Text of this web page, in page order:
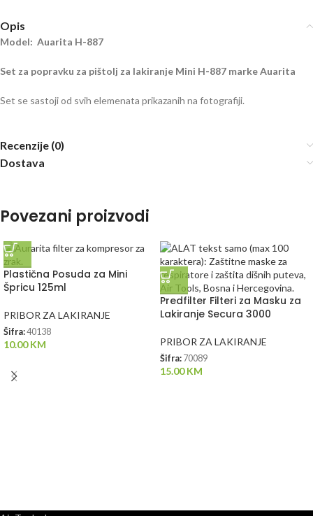
Opis
Model: Auarita H-887
Set za popravku za pištolj za lakiranje Mini H-887 marke Auarita
Set se sastoji od svih elemenata prikazanih na fotografiji.
Recenzije (0)
Dostava
Povezani proizvodi
Plastična Posuda za Mini
Špricu 125ml
PRIBOR ZA LAKIRANJE
Šifra:40138
10.00KM
Predfilter Filteri za Masku za
Lakiranje Secura 3000
PRIBOR ZA LAKIRANJE
Šifra: 70089
15.00KM